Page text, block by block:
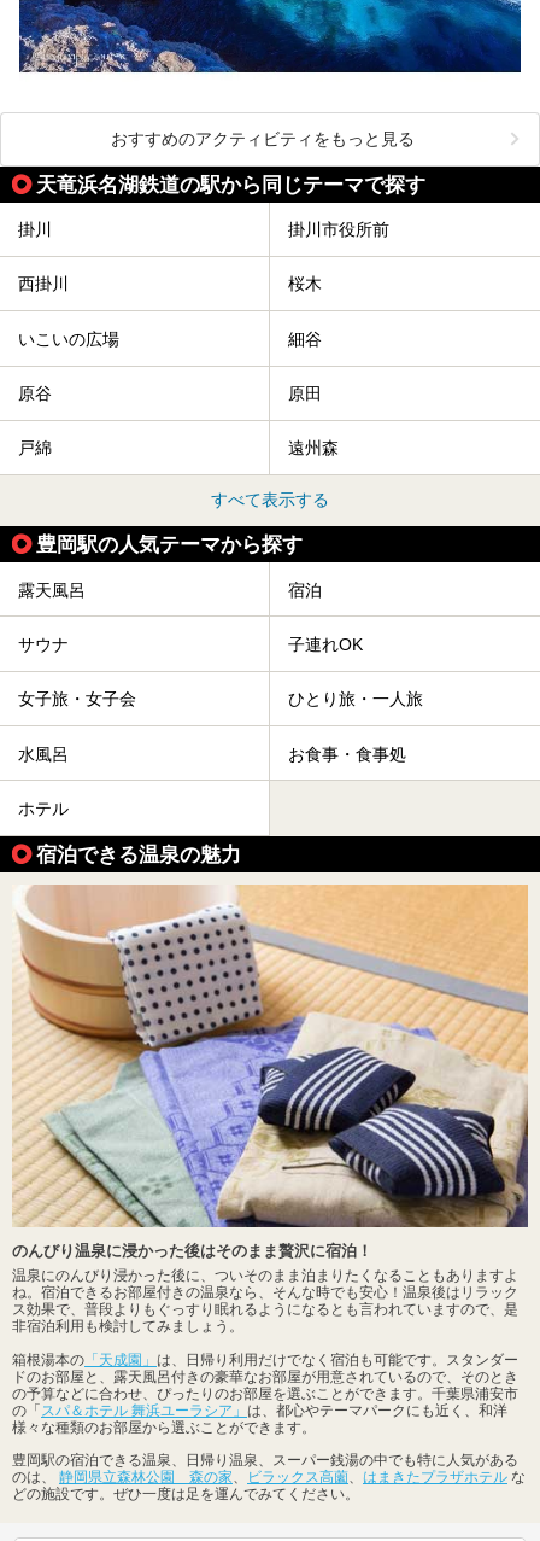
おすすめのアクティビティをもっと見る
天竜浜名湖鉄道の駅から同じテーマで探す
掛川 掛川市役所前
西掛川 桜木
いこいの広場 細谷
原谷 原田
戸綿 遠州森
すべて表示する
豊岡駅の人気テーマから探す
露天風呂 宿泊
サウナ 子連れOK
女子旅・女子会 ひとり旅・一人旅
水風呂 お食事・食事処
ホテル
宿泊できる温泉の魅力
のんびり温泉に浸かった後はそのまま贅沢に宿泊！
温泉にのんびり浸かった後に、ついそのまま泊まりたくなることもありますよ
ね。宿泊できるお部屋付きの温泉なら、そんな時でも安心！温泉後はリラック
ス効果で、普段よりもぐっすり眠れるようになるとも言われていますので、是
非宿泊利用も検討してみましょう。
箱根湯本の 「天成園」 は、日帰り利用だけでなく宿泊も可能です。スタンダー
ドのお部屋と、露天風呂付きの豪華なお部屋が用意されているので、そのとき
の予算などに合わせ、ぴったりのお部屋を選ぶことができます。千葉県浦安市
の「スパ＆ホテル 舞浜ユーラシア」 は、都心やテーマパークにも近く、和洋
様々な種類のお部屋から選ぶことができます。
豊岡駅の宿泊できる温泉、日帰り温泉、スーパー銭湯の中でも特に人気がある
のは、 静岡県立森林公園 森の家、 ビラックス高薗、 はまきたプラザホテル な
どの施設です。ぜひ一度は足を運んでみてください。